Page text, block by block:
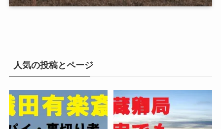
人気の投稿とページ